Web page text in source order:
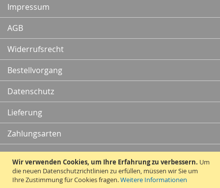
Wir verwenden Cookies, um Ihre Erfahrung zu verbessern. Um
die neuen Datenschutzrichtlinien zu erfüllen, müssen wir Sie um
Ihre Zustimmung für Cookies fragen.Weitere Informationen
Impressum
AGB
Widerrufsrecht
Bestellvorgang
Datenschutz
Lieferung
Zahlungsarten
Kontakt
Vertrag widerrufen